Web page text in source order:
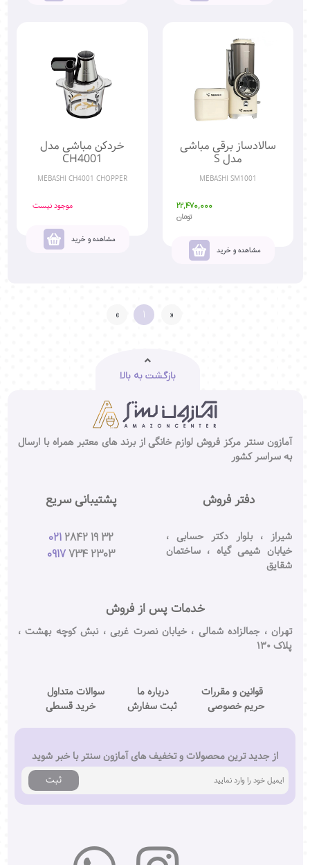
سالادساز برقی مباشی
مدل S
MEBASHI SM1001
22,470,000
تومان
مشاهده و خرید
خردکن مباشی مدل
CH4001
MEBASHI CH4001 CHOPPER
موجود نیست
مشاهده و خرید
«اولین 1
»آخرین
بازگشت به بالا
آمازون سنتر مرکز فروش لوازم خانگی از برند های معتبر همراه با ارسال
به سراسر کشور
دفتر فروش
شیراز ، بلوار دکتر حسابی ،
خیابان شیمی گیاه ، ساختمان
شقایق
پشتیبانی سریع
021 2842 19 32
0917 734 2303
خدمات پس از فروش
تهران ، جمالزاده شمالی ، خیابان نصرت غربی ، نبش کوچه بهشت ،
پلاک ۱۳۰
قوانین و مقررات درباره ما
سوالات متداول
حریم خصوصی
ثبت سفارش خرید قسطی
از جدید ترین محصولات و تخفیف های آمازون سنتر با خبر شوید
ثبت